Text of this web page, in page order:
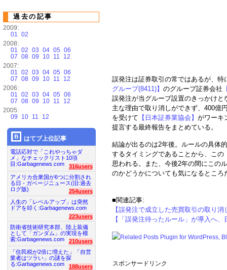
誤発注は証券取引の常ではあるが、特
グループ(8411)】 のグループ証券会社
誤発注が当グループ設置のきっかけ
主な理由で取り消しができず、400億
を受けて 【日本証券業協会】 がワーキ
提言する最終報告をまとめている。
結論が出るのは2年後。ルールの具体
するタイミングであることから、こ
思われる。また、今後2年の間にこの
のかどうかについても気になるところ
■関連記事:
【誤発注で成立した売買取引の取り
【「誤発注待ったルール」が導入へ
スポンサードリンク
過去の記事
2009:
01 02
2008:
01 02 03 04 05 06
07 08 09 10 11
12
2007:
01 02 03 04 05 06
07 08 09 10 11
12
2006:
01 02 03 04 05 06
07 08 09 10 11
12
2005:
09
10 11 12
はてブ上位記事
電話応対で「これやっちゃダ
メ」なチェックリスト10項
目:Garbagenews.com
316users
アメリカ合衆国が6つに分割され
る日 - ガベージニュース(旧:過去
ログ版)
254users
人生の「レベルアップ」は突然
ドアを叩く:Garbagenews.com
223users
防衛省技術研究本部、陸上装備
として「ガンダム」の実現を模
索:Garbagenews.com
210users
「住民税が2倍に増えた」「自営
業者はツラい」の謎を探
る:Garbagenews.com
188users